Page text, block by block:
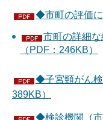
◆市町の評価
市町の詳細な
（PDF：246KB）
◆子宮頸がん
389KB）
◆検診機関（